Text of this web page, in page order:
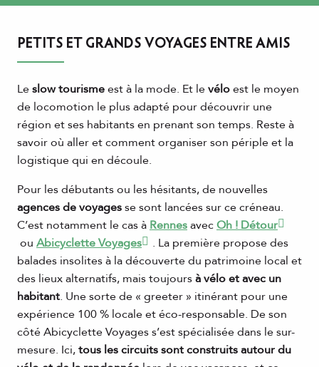
PETITS ET GRANDS VOYAGES ENTRE AMIS
Leslow tourismeest à la mode. Et levéloest le moyen
de locomotion le plus adapté pour découvrir une
région et ses habitants en prenant son temps. Reste à
savoir où aller et comment organiser son périple et la
logistique qui en découle.
Pour les débutants ou les hésitants, de nouvelles
agences de voyagesse sont lancées sur ce créneau.
C’est notamment le cas àRennesavecOh ! Détour
ou Abicyclette Voyages
. La première propose des
balades insolites à la découverte du patrimoine local et
des lieux alternatifs, mais toujoursà vélo et avec un
habitant. Une sorte de « greeter » itinérant pour une
expérience 100 % locale et éco-responsable. De son
côté Abicyclette Voyages s’est spécialisée dans le sur-
mesure. Ici,tous les circuits sont construits autour du